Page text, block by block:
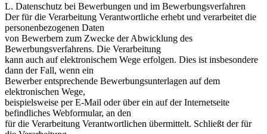
L. Datenschutz bei Bewerbungen und im Bewerbungsverfahren
Der für die Verarbeitung Verantwortliche erhebt und verarbeitet die
personenbezogenen Daten
von Bewerbern zum Zwecke der Abwicklung des
Bewerbungsverfahrens. Die Verarbeitung
kann auch auf elektronischem Wege erfolgen. Dies ist insbesondere
dann der Fall, wenn ein
Bewerber entsprechende Bewerbungsunterlagen auf dem
elektronischen Wege,
beispielsweise per E-Mail oder über ein auf der Internetseite
befindliches Webformular, an den
für die Verarbeitung Verantwortlichen übermittelt. Schließt der für